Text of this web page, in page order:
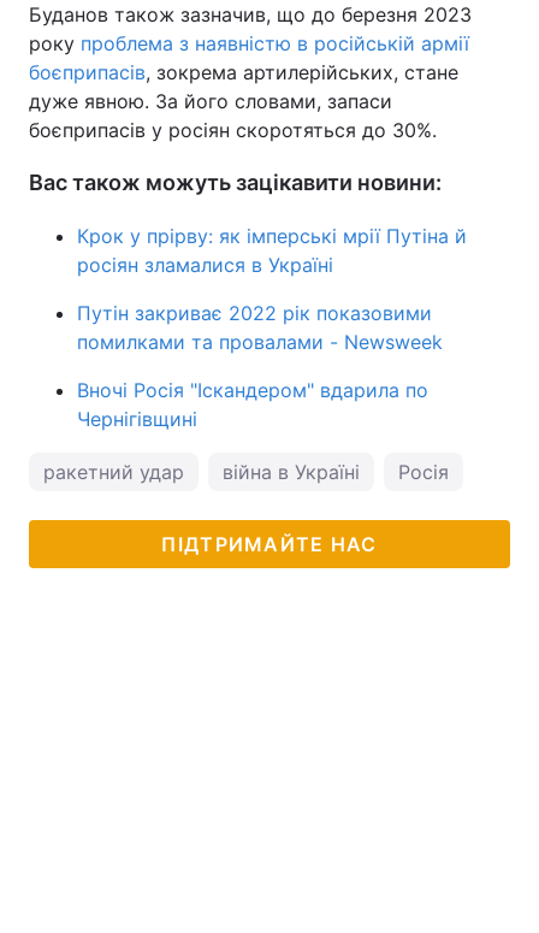
Буданов також зазначив, що до березня 2023
року проблема з наявністю в російській армії
боєприпасів, зокрема артилерійських, стане
дуже явною. За його словами, запаси
боєприпасів у росіян скоротяться до 30%.
Вас також можуть зацікавити новини:
Крок у прірву: як імперські мрії Путіна й
росіян зламалися в Україні
Путін закриває 2022 рік показовими
помилками та провалами - Newsweek
Вночі Росія "Іскандером" вдарила по
Чернігівщині
ракетний удар війна в Україні Росія
ПІДТРИМАЙТЕ НАС